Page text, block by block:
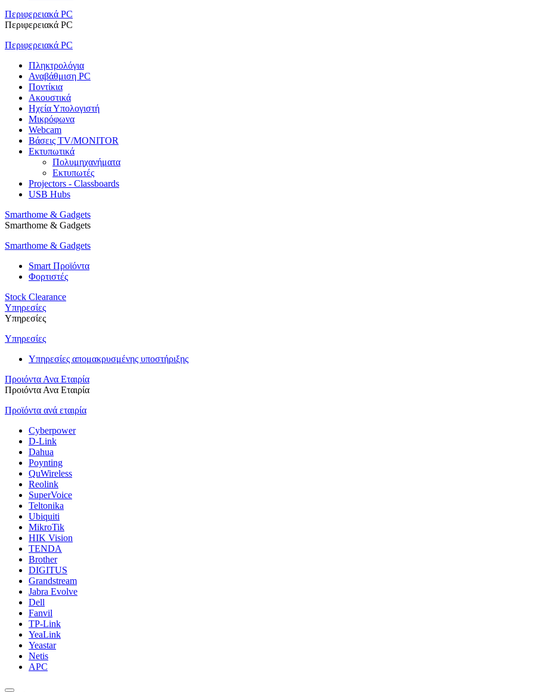
Περιφερειακά PC
Περιφερειακά PC
Περιφερειακά PC
Πληκτρολόγια
Αναβάθμιση PC
Ποντίκια
Ακουστικά
Ηχεία Υπολογιστή
Μικρόφωνα
Webcam
Βάσεις TV/MONITOR
Εκτυπωτικά
Πολυμηχανήματα
Εκτυπωτές
Projectors - Classboards
USB Hubs
Smarthome & Gadgets
Smarthome & Gadgets
Smarthome & Gadgets
Smart Προϊόντα
Φορτιστές
Stock Clearance
Υπηρεσίες
Υπηρεσίες
Υπηρεσίες
Υπηρεσίες απομακρυσμένης υποστήριξης
Προιόντα Ανα Εταιρία
Προιόντα Ανα Εταιρία
Προϊόντα ανά εταιρία
Cyberpower
D-Link
Dahua
Poynting
QuWireless
Reolink
SuperVoice
Teltonika
Ubiquiti
MikroTik
HIK Vision
TENDA
Brother
DIGITUS
Grandstream
Jabra Evolve
Dell
Fanvil
TP-Link
YeaLink
Yeastar
Netis
APC